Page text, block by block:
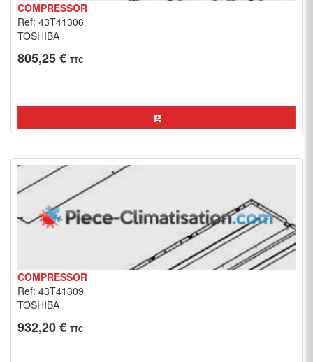
COMPRESSOR
Ref: 43T41306
TOSHIBA
805,25 € TTC
COMPRESSOR
Ref: 43T41309
TOSHIBA
932,20 € TTC